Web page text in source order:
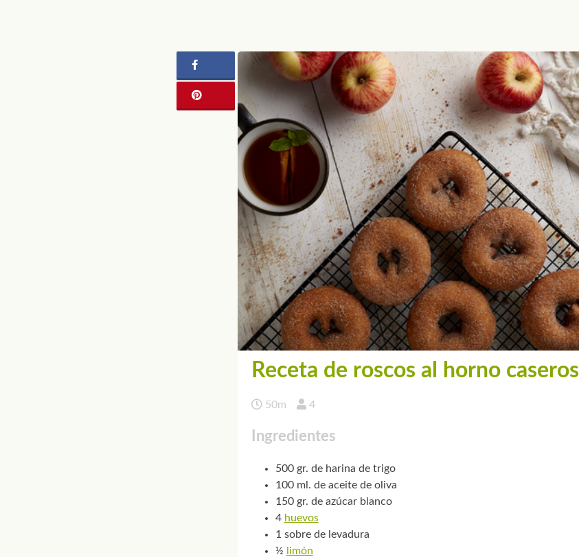
Receta de roscos al horno caseros
50m 4
Ingredientes
500 gr. de harina de trigo
100 ml. de aceite de oliva
150 gr. de azúcar blanco
4 huevos
1 sobre de levadura
½
limón